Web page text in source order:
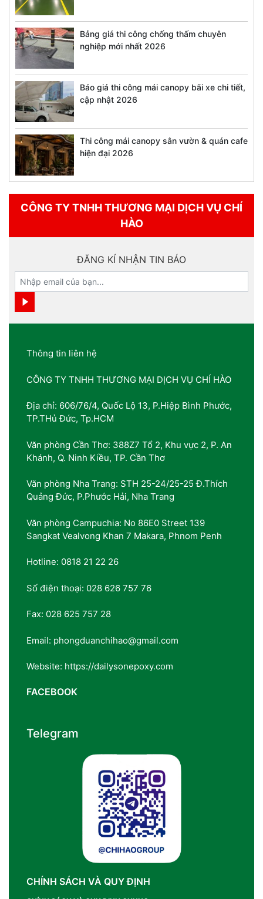
Bảng giá thi công chống thấm chuyên
nghiệp mới nhất 2026
Báo giá thi công mái canopy bãi xe chi tiết,
cập nhật 2026
Thi công mái canopy sân vườn & quán cafe
hiện đại 2026
CÔNG TY TNHH THƯƠNG MẠI DỊCH VỤ CHÍ
HÀO
ĐĂNG KÍ NHẬN TIN BÁO
Thông tin liên hệ
CÔNG TY TNHH THƯƠNG MẠI DỊCH VỤ CHÍ HÀO
Địa chỉ: 606/76/4, Quốc Lộ 13, P.Hiệp Bình Phước,
TP.THủ Đức, Tp.HCM
Văn phòng Cần Thơ: 388Z7 Tổ 2, Khu vực 2, P. An
Khánh, Q. Ninh Kiều, TP. Cần Thơ
Văn phòng Nha Trang: STH 25-24/25-25 Đ.Thích
Quảng Đức, P.Phước Hải, Nha Trang
Văn phòng Campuchia: No 86E0 Street 139
Sangkat Vealvong Khan 7 Makara, Phnom Penh
Hotline: 0818 21 22 26
Số điện thoại: 028 626 757 76
Fax: 028 625 757 28
Email: phongduanchihao@gmail.com
Website: https://dailysonepoxy.com
FACEBOOK
Telegram
CHÍNH SÁCH VÀ QUY ĐỊNH